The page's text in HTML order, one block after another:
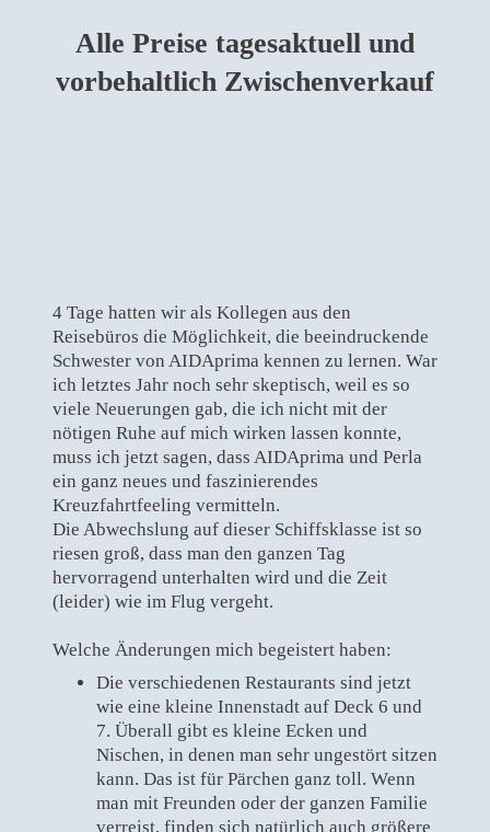
Alle Preise tagesaktuell und
vorbehaltlich Zwischenverkauf
4 Tage hatten wir als Kollegen aus den
Reisebüros die Möglichkeit, die beeindruckende
Schwester von AIDAprima kennen zu lernen. War
ich letztes Jahr noch sehr skeptisch, weil es so
viele Neuerungen gab, die ich nicht mit der
nötigen Ruhe auf mich wirken lassen konnte,
muss ich jetzt sagen, dass AIDAprima und Perla
ein ganz neues und faszinierendes
Kreuzfahrtfeeling vermitteln.
Die Abwechslung auf dieser Schiffsklasse ist so
riesen groß, dass man den ganzen Tag
hervorragend unterhalten wird und die Zeit
(leider) wie im Flug vergeht.
Welche Änderungen mich begeistert haben:
Die verschiedenen Restaurants sind jetzt
wie eine kleine Innenstadt auf Deck 6 und
7. Überall gibt es kleine Ecken und
Nischen, in denen man sehr ungestört sitzen
kann. Das ist für Pärchen ganz toll. Wenn
man mit Freunden oder der ganzen Familie
verreist, finden sich natürlich auch größere